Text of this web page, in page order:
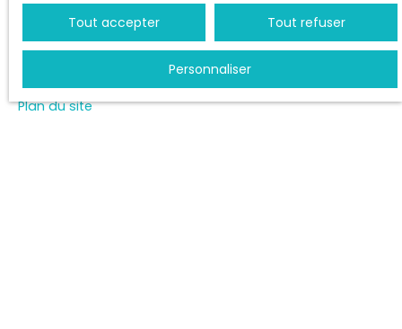
Nos honoraires
Mentions légales
Politique de confidentialité
Plan du site
Tout accepter Tout refuser
Personnaliser